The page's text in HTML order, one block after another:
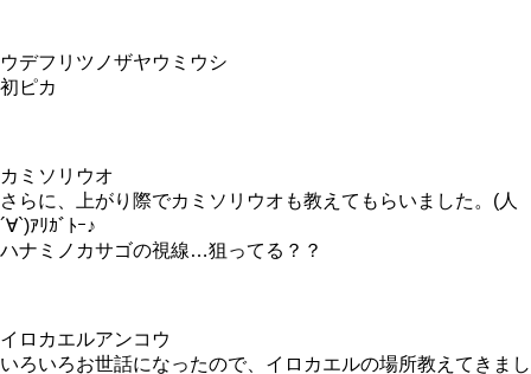
ウデフリツノザヤウミウシ
初ピカ
カミソリウオ
さらに、上がり際でカミソリウオも教えてもらいました。(人
´∀`)ｱﾘｶﾞﾄｰ♪
ハナミノカサゴの視線…狙ってる？？
イロカエルアンコウ
いろいろお世話になったので、イロカエルの場所教えてきまし